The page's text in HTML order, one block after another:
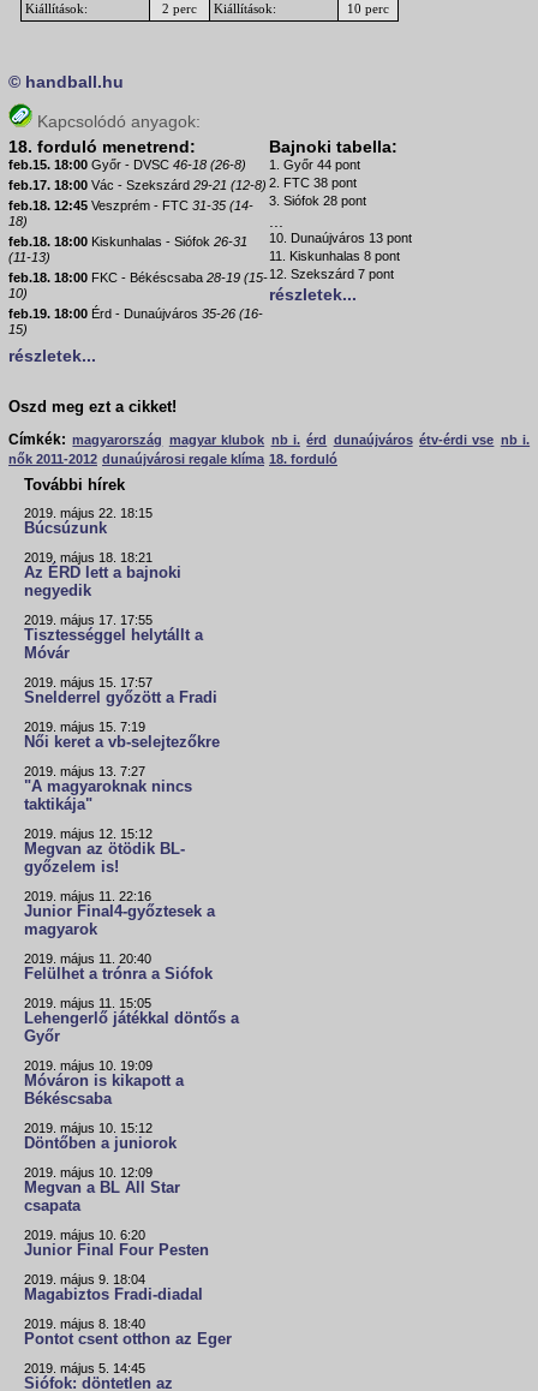
Kiállítások:
2 perc Kiállítások: 10 perc
© handball.hu
Kapcsolódó anyagok:
18. forduló menetrend:
feb.15. 18:00 Győr - DVSC 46-18 (26-8)
feb.17. 18:00 Vác - Szekszárd 29-21 (12-8)
feb.18. 12:45 Veszprém - FTC 31-35 (14-
18)
feb.18. 18:00 Kiskunhalas - Siófok 26-31
(11-13)
feb.18. 18:00 FKC - Békéscsaba 28-19 (15-
10)
feb.19. 18:00 Érd - Dunaújváros 35-26 (16-
15)
részletek...
Bajnoki tabella:
1. Győr 44 pont
2. FTC 38 pont
3. Siófok 28 pont
...
10. Dunaújváros 13 pont
11. Kiskunhalas 8 pont
12. Szekszárd 7 pont
részletek...
Oszd meg ezt a cikket!
Címkék: magyarország magyar klubok nb i. érd dunaújváros étv-érdi vse nb i.
nők 2011-2012 dunaújvárosi regale klíma 18. forduló
További hírek
2019. május 22. 18:15
Búcsúzunk
2019. május 18. 18:21
Az ÉRD lett a bajnoki
negyedik
2019. május 17. 17:55
Tisztességgel helytállt a
Móvár
2019. május 15. 17:57
Snelderrel győzött a Fradi
2019. május 15. 7:19
Női keret a vb-selejtezőkre
2019. május 13. 7:27
"A magyaroknak nincs
taktikája"
2019. május 12. 15:12
Megvan az ötödik BL-
győzelem is!
2019. május 11. 22:16
Junior Final4-győztesek a
magyarok
2019. május 11. 20:40
Felülhet a trónra a Siófok
2019. május 11. 15:05
Lehengerlő játékkal döntős a
Győr
2019. május 10. 19:09
Móváron is kikapott a
Békéscsaba
2019. május 10. 15:12
Döntőben a juniorok
2019. május 10. 12:09
Megvan a BL All Star
csapata
2019. május 10. 6:20
Junior Final Four Pesten
2019. május 9. 18:04
Magabiztos Fradi-diadal
2019. május 8. 18:40
Pontot csent otthon az Eger
2019. május 5. 14:45
Siófok: döntetlen az